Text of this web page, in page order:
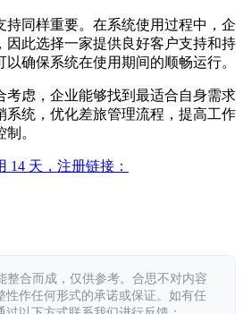
持同样重要。在系统使用过程中，企
因此选择一家提供良好客户支持和持
确保系统在使用期间的顺畅运行。
考虑，企业能够找到最适合自身需求
系统，优化差旅管理流程，提高工作
。
14 天，注册链接：
整合而成，仅供参考。合思不对内容
性作任何形式的承诺或保证。如有任